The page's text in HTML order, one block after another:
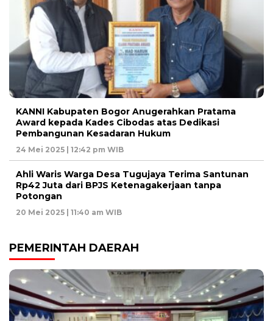
KANNI Kabupaten Bogor Anugerahkan Pratama
Award kepada Kades Cibodas atas Dedikasi
Pembangunan Kesadaran Hukum
24 Mei 2025 | 12:42 pm WIB
Ahli Waris Warga Desa Tugujaya Terima Santunan
Rp42 Juta dari BPJS Ketenagakerjaan tanpa
Potongan
20 Mei 2025 | 11:40 am WIB
PEMERINTAH DAERAH